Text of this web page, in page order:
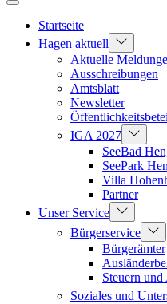
Startseite
Hagen aktuell
Aktuelle
Ausschreibungen
Amtsblatt
Newsletter
IGA 2027
SeeBad
SeePark
Villa
Partner
Unser Service
Bürgerservice
Bürgerämter
Steuern und
Soziales und